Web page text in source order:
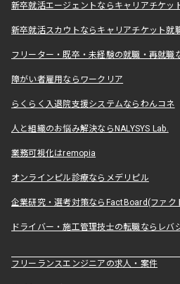
新卒就活エージェントならキャリアチケッ
新卒就活スカウトならキャリアチケット就
フリーター・既卒・未経験の就職・再就職
障がい者雇用ならワークリア
らくらく入退院支援システムならわんコネ
人と組織のお悩み解決ならNALYSYS Lab.
業務可視化はremopia
オンラインピル診療ならメデリピル
企業研究・選考対策ならFactBoard(ファク
ドライバー・施工管理技士の転職ならレバ
フリーランスエンジニアの求人・案件